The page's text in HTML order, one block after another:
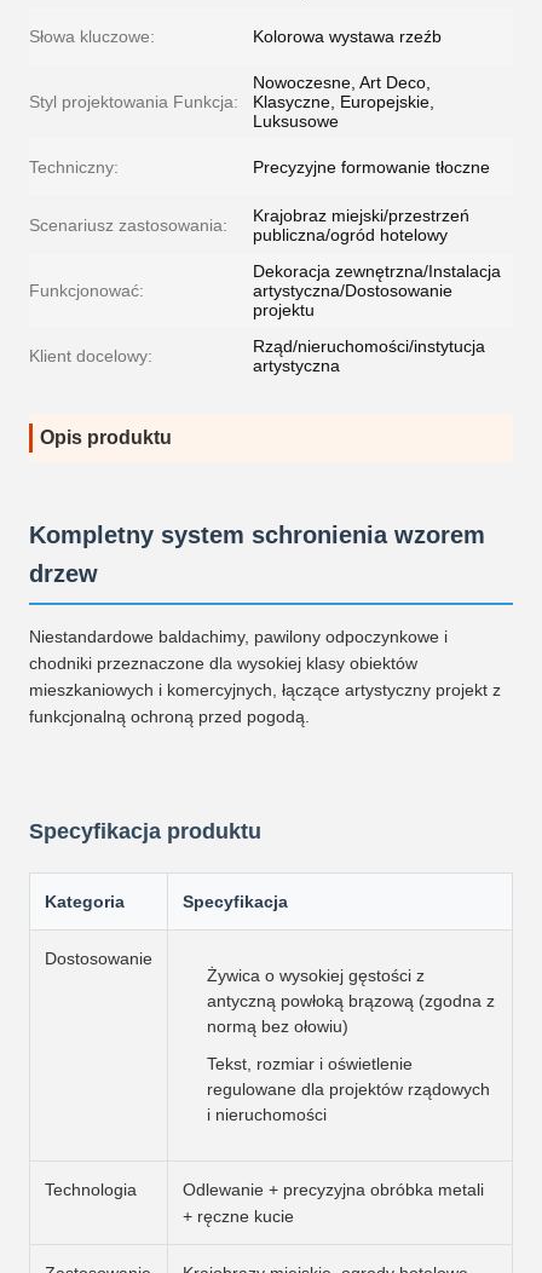
Słowa kluczowe: Kolorowa wystawa rzeźb
Styl projektowania Funkcja:
Nowoczesne, Art Deco,
Klasyczne, Europejskie,
Luksusowe
Techniczny: Precyzyjne formowanie tłoczne
Scenariusz zastosowania:
Krajobraz miejski/przestrzeń
publiczna/ogród hotelowy
Funkcjonować:
Dekoracja zewnętrzna/Instalacja
artystyczna/Dostosowanie
projektu
Klient docelowy:
Rząd/nieruchomości/instytucja
artystyczna
Opis produktu
Kompletny system schronienia wzorem
drzew
Niestandardowe baldachimy, pawilony odpoczynkowe i
chodniki przeznaczone dla wysokiej klasy obiektów
mieszkaniowych i komercyjnych, łączące artystyczny projekt z
funkcjonalną ochroną przed pogodą.
Specyfikacja produktu
Kategoria Specyfikacja
Dostosowanie
Żywica o wysokiej gęstości z
antyczną powłoką brązową (zgodna z
normą bez ołowiu)
Tekst, rozmiar i oświetlenie
regulowane dla projektów rządowych
i nieruchomości
Technologia
Odlewanie + precyzyjna obróbka metali
+ ręczne kucie